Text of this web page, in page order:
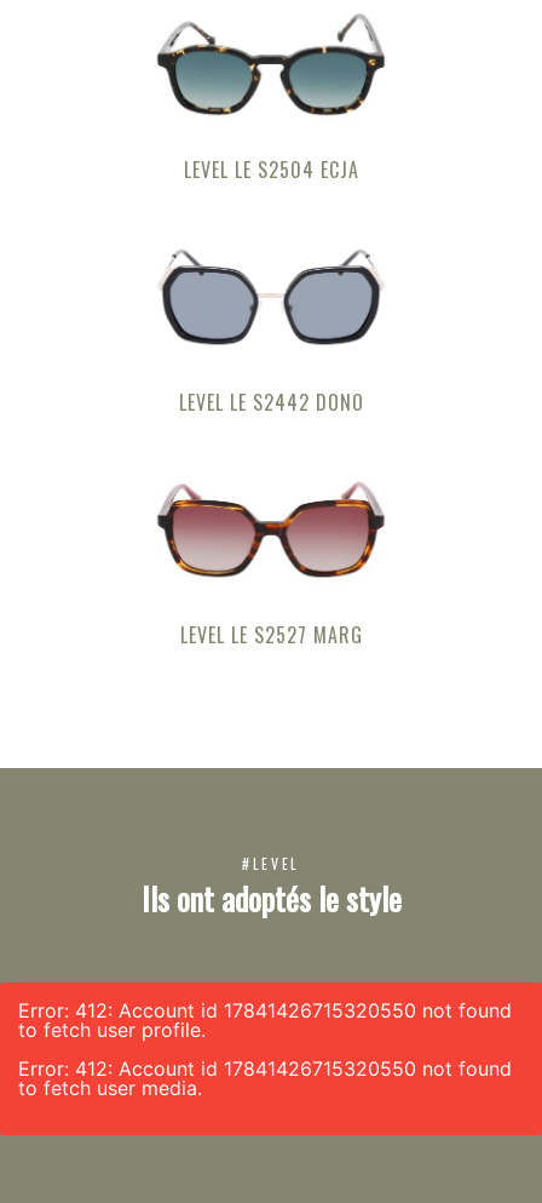
LEVEL LE S2504 ECJA
LEVEL LE S2442 DONO
LEVEL LE S2527 MARG
#LEVEL
Ils ont adoptés le style
Error: 412: Account id 17841426715320550 not found
to fetch user profile.
Error: 412: Account id 17841426715320550 not found
to fetch user media.